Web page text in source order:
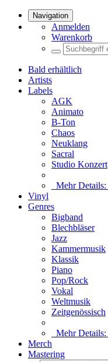
Navigation
Anmelden
Warenkorb
Bald erhältlich
Artists
Labels
AGK
Animato
B-Ton
Chaos
Neuklang
Sacral
Studio Konzert
Mehr Details:
Vinyl
Genres
Bigband
Blechbläser
Jazz
Kammermusik
Klassik
Piano
Pop/Rock
Vokal
Weltmusik
Zeitgenössisch
Mehr Details:
Merch
Mastering